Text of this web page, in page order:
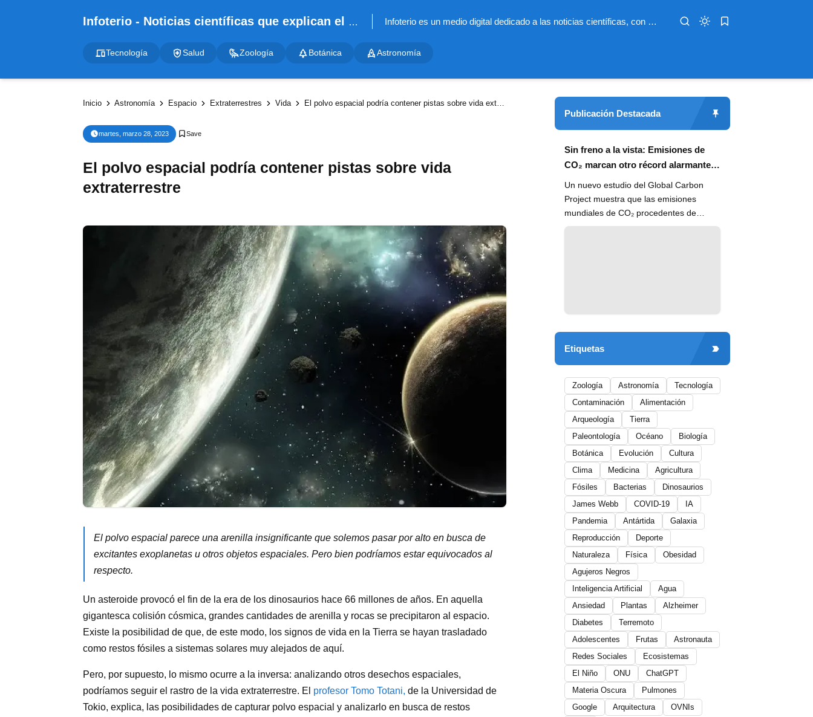
Infoterio - Noticias científicas que explican el mundo Infoterio es un medio digital dedicado a las noticias científicas, con artículos extensos y bien documentados sobre salud, medioambiente, tecnología, espacio, psicología, evolución y más. Nuestro objetivo es hacer accesible el conocimiento científico a lectores de habla hispana en todo el mundo, con información actualizada, fuentes confiables y explicaciones claras que conectan la ciencia con la vida cotidiana.
Tecnología Salud Zoología Botánica Astronomía
Inicio Astronomía Espacio Extraterrestres Vida El polvo espacial podría contener pistas sobre vida extraterrestre
martes, marzo 28, 2023
El polvo espacial podría contener pistas sobre vida
extraterrestre
El polvo espacial parece una arenilla insignificante que solemos pasar por alto en busca de
excitantes exoplanetas u otros objetos espaciales. Pero bien podríamos estar equivocados al
respecto.
Un asteroide provocó el fin de la era de los dinosaurios hace 66 millones de años. En aquella
gigantesca colisión cósmica, grandes cantidades de arenilla y rocas se precipitaron al espacio.
Existe la posibilidad de que, de este modo, los signos de vida en la Tierra se hayan trasladado
como restos fósiles a sistemas solares muy alejados de aquí.
Pero, por supuesto, lo mismo ocurre a la inversa: analizando otros desechos espaciales,
podríamos seguir el rastro de la vida extraterrestre. El profesor Tomo Totani, de la Universidad de
Tokio, explica, las posibilidades de capturar polvo espacial y analizarlo en busca de restos
Publicación Destacada
Sin freno a la vista: Emisiones de
CO₂ marcan otro récord alarmante
en 2024
Un nuevo estudio del Global Carbon
Project muestra que las emisiones
mundiales de CO₂ procedentes de
combustibles fósiles han alcanzado un
Etiquetas
Zoología Astronomía
Tecnología
Contaminación
Alimentación
Arqueología
Tierra
Paleontología
Océano
Biología
Botánica
Evolución
Cultura
Clima
Medicina
Agricultura
Fósiles
Bacterias
Dinosaurios
James Webb
COVID-19
IA
Pandemia
Antártida
Galaxia
Reproducción
Deporte
Naturaleza
Física
Obesidad
Agujeros Negros
Inteligencia Artificial
Agua
Ansiedad
Plantas
Alzheimer
Diabetes
Terremoto
Adolescentes
Frutas
Astronauta
Redes Sociales
Ecosistemas
El Niño
ONU
ChatGPT
Materia Oscura
Pulmones
Google
Arquitectura
OVNIs